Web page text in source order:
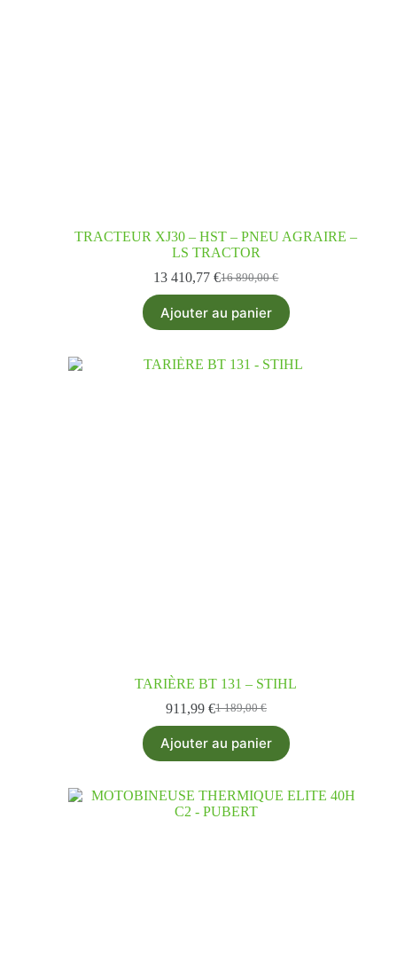
TRACTEUR XJ30 – HST – PNEU AGRAIRE –
LS TRACTOR
16 890,00€
13 410,77€
Ajouter au panier
TARIÈRE BT 131 – STIHL
1 189,00€
911,99 €
Ajouter au panier